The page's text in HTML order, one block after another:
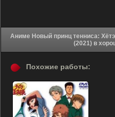
Аниме Новый принц тенниса: Хётэй против Риккая — Игра будущего
(2021) в
Похожие работы: